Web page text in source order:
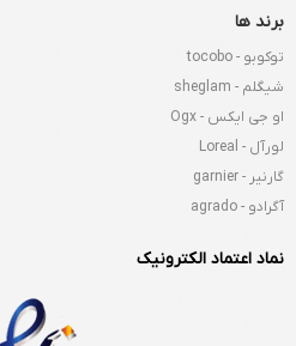
برند ها
توکوبو - tocobo
شیگلم - sheglam
او جی ایکس - Ogx
لورآل - Loreal
گارنیر - garnier
آگرادو - agrado
نماد اعتماد الکترونیک